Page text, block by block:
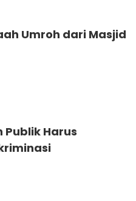
Umroh dari Masjid
Publik Harus